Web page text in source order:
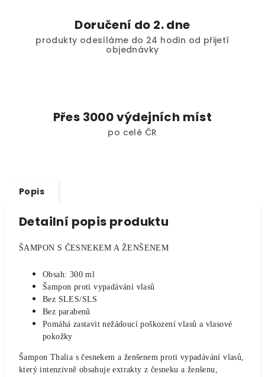
Doručení do 2. dne
produkty odesíláme do 24 hodin od přijetí
objednávky
Přes 3000 výdejních míst
po celé ČR
Popis
Detailní popis produktu
ŠAMPON S ČESNEKEM A ŽENŠENEM
Obsah: 300 ml
Šampon proti vypadávání vlasů
Bez SLES/SLS
Bez parabenů
Pomáhá zastavit nežádoucí poškození vlasů a vlasové
pokožky
Šampon Thalia s česnekem a ženšenem proti vypadávání vlasů,
který intenzivně obsahuje extrakty z česneku a ženšenu,